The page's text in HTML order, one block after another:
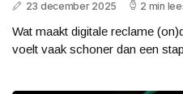
23 december 2025 2 min
Wat maakt digitale reclame
voelt vaak schoner dan een